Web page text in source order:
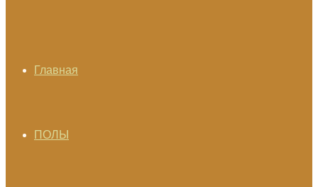
Главная
ПОЛЫ